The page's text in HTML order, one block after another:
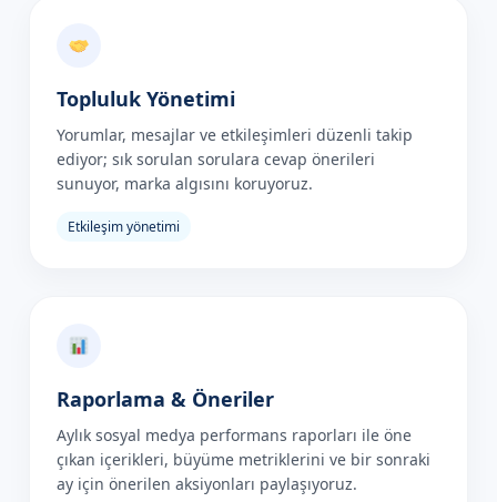
Topluluk Yönetimi
Yorumlar, mesajlar ve etkileşimleri düzenli takip
ediyor; sık sorulan sorulara cevap önerileri
sunuyor, marka algısını koruyoruz.
Etkileşim yönetimi
Raporlama & Öneriler
Aylık sosyal medya performans raporları ile öne
çıkan içerikleri, büyüme metriklerini ve bir sonraki
ay için önerilen aksiyonları paylaşıyoruz.